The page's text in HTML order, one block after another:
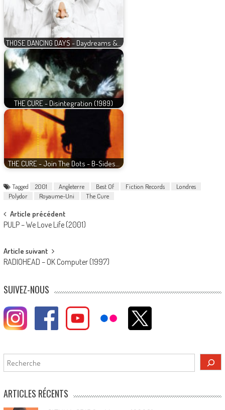
THOSE DANCING DAYS - Daydreams &…
THE CURE - Disintegration (1989)
THE CURE - Join The Dots - B-Sides…
Tagged 2001 Angleterre Best Of Fiction Records
Londres
Polydor
Royaume-Uni The Cure
Post
navigation
Article précédent
PULP – We Love Life (2001)
Article suivant
RADIOHEAD – OK Computer (1997)
SUIVEZ-NOUS
Rechercher
ARTICLES RÉCENTS